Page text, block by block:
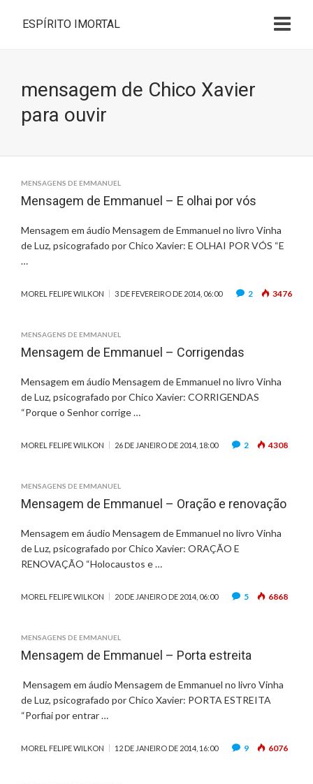
ESPÍRITO IMORTAL
mensagem de Chico Xavier
para ouvir
MENSAGENS DE EMMANUEL
Mensagem de Emmanuel – E olhai por vós
Mensagem em áudio Mensagem de Emmanuel no livro Vinha
de Luz, psicografado por Chico Xavier: E OLHAI POR VÓS “E
…
MOREL FELIPE WILKON 3 DE FEVEREIRO DE 2014, 06:00 2 3476
MENSAGENS DE EMMANUEL
Mensagem de Emmanuel – Corrigendas
Mensagem em áudio Mensagem de Emmanuel no livro Vinha
de Luz, psicografado por Chico Xavier: CORRIGENDAS
“Porque o Senhor corrige …
MOREL FELIPE WILKON 26 DE JANEIRO DE 2014, 18:00 2 4308
MENSAGENS DE EMMANUEL
Mensagem de Emmanuel – Oração e renovação
Mensagem em áudio Mensagem de Emmanuel no livro Vinha
de Luz, psicografado por Chico Xavier: ORAÇÃO E
RENOVAÇÃO “Holocaustos e …
MOREL FELIPE WILKON 20 DE JANEIRO DE 2014, 06:00 5 6868
MENSAGENS DE EMMANUEL
Mensagem de Emmanuel – Porta estreita
Mensagem em áudio Mensagem de Emmanuel no livro Vinha
de Luz, psicografado por Chico Xavier: PORTA ESTREITA
“Porfiai por entrar …
MOREL FELIPE WILKON 12 DE JANEIRO DE 2014, 16:00 9 6076